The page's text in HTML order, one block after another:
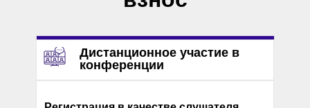
Дистанционное участие в
конференции